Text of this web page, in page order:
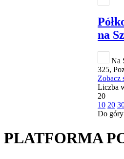
na
Na
325,
Zobacz
Liczba
20
10 20
Do góry
PLATFORMA